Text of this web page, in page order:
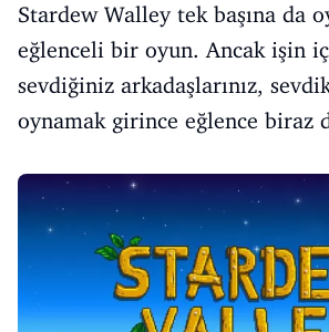
Stardew Walley tek başına da
eğlenceli bir oyun. Ancak işin
sevdiğiniz arkadaşlarınız,
oynamak girince eğlence biraz